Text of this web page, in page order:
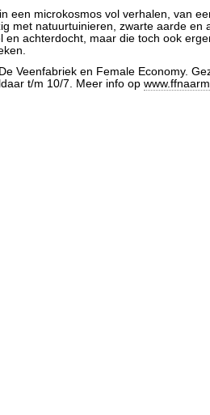
een microkosmos vol verhalen, van
met natuurtuinieren, zwarte aarde en
en achterdocht, maar die toch ook
Veenfabriek en Female Economy.
t/m 10/7. Meer info op